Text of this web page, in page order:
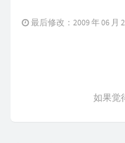
最后修改：2009 年 06 月
如果觉